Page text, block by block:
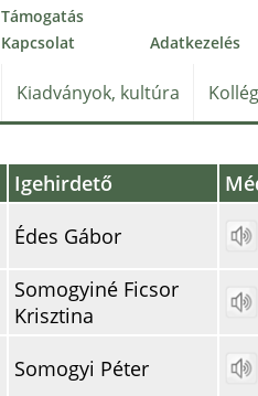
Támogatás
Kapcsolat Adatkezelés
Kiadványok, kultúra
Igehirdető
Édes Gábor
Somogyiné Ficsor
Krisztina
Somogyi Péter